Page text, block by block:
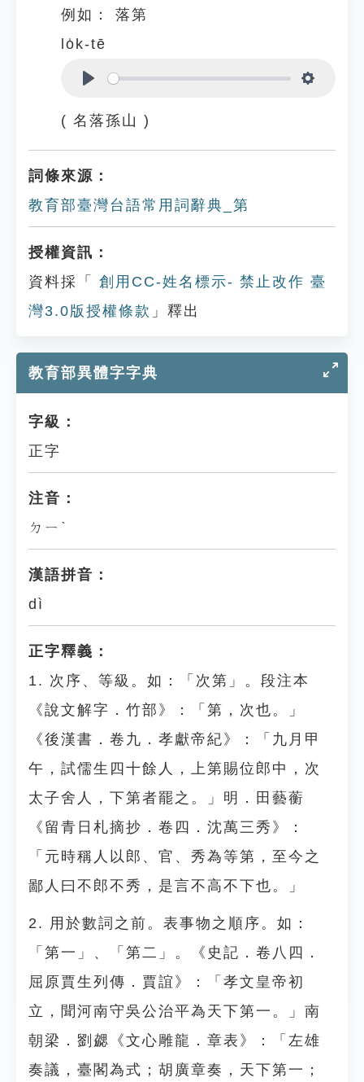
例如：
落第
lo̍k-tē
( 名落孫山 )
詞條來源：
教育部臺灣台語常用詞辭典_第
授權資訊：
資料採「
創用CC-姓名標示- 禁止改作 臺
灣3.0版授權條款 」釋出
教育部異體字字典
字級：
正字
注音：
ㄉㄧˋ
漢語拼音：
dì
正字釋義：
1. 次序、等級。如：「次第」。段注本
《說文解字．竹部》：「第，次也。」
《後漢書．卷九．孝獻帝紀》：「九月甲
午，試儒生四十餘人，上第賜位郎中，次
太子舍人，下第者罷之。」明．田藝蘅
《留青日札摘抄．卷四．沈萬三秀》：
「元時稱人以郎、官、秀為等第，至今之
鄙人曰不郎不秀，是言不高不下也。」
2. 用於數詞之前。表事物之順序。如：
「第一」、「第二」。《史記．卷八四．
屈原賈生列傳．賈誼》：「孝文皇帝初
立，聞河南守吳公治平為天下第一。」南
朝梁．劉勰《文心雕龍．章表》：「左雄
奏議，臺閣為式；胡廣章奏，天下第一；